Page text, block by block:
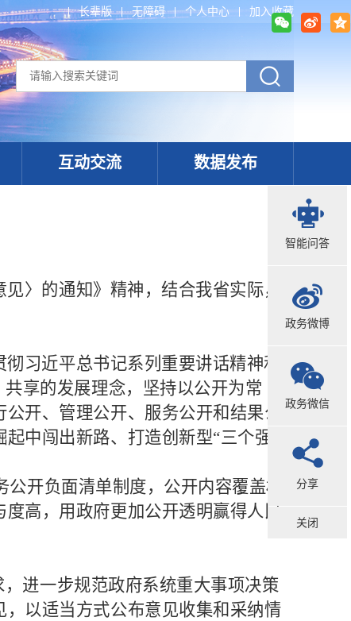
长辈版 无障碍 个人中心 加入收藏
互动交流 数据发布
〉的通知》精神，结合我省实际，
习近平总书记系列重要讲话精神和
享的发展理念，坚持以公开为常
开、管理公开、服务公开和结果公
中闯出新路、打造创新型“三个强
开负面清单制度，公开内容覆盖权
高，用政府更加公开透明赢得人民
进一步规范政府系统重大事项决策
以适当方式公布意见收集和采纳情
智能问答
政务微博
政务微信
分享
关闭